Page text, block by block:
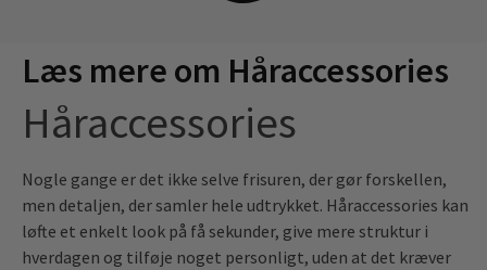
Læs mere om Håraccessories
Håraccessories
Nogle gange er det ikke selve frisuren, der gør forskellen,
men detaljen, der samler hele udtrykket. Håraccessories kan
løfte et enkelt look på få sekunder, give mere struktur i
hverdagen og tilføje noget personligt, uden at det kræver